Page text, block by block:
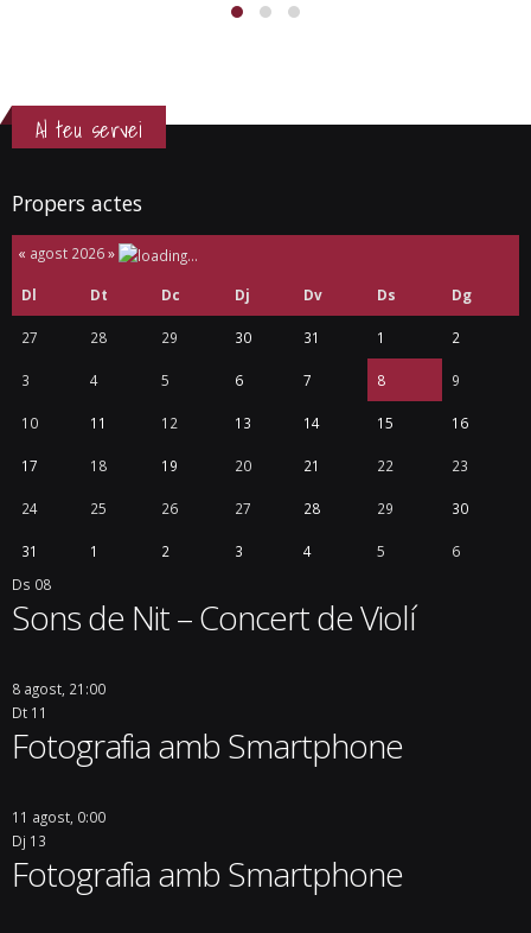
Al teu servei
Propers actes
« agost 2026»
Dl Dt Dc Dj Dv Ds Dg
27 28 29 30 31 1 2
3 4 5 6 7 8 9
10 11 12 13 14 15 16
17 18 19 20 21 22 23
24 25 26 27 28 29 30
31 1 2 3 4 5
6
Ds 08
Sons de Nit – Concert de Violí
8 agost, 21:00
Dt 11
Fotografia amb Smartphone
11 agost, 0:00
Dj 13
Fotografia amb Smartphone